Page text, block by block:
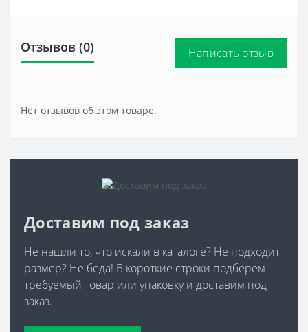
Отзывов (0) Написать отзыв
Нет отзывов об этом товаре.
Доставим под заказ
Не нашли то, что искали в каталоге? Не подходит
размер? Не беда! В короткие строки подберём
требуемый товар или упаковку и доставим под
заказ.